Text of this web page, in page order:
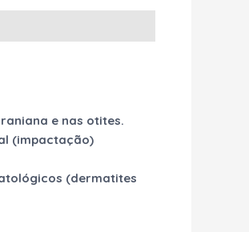
e nas otites.
(impactação)
(dermatites